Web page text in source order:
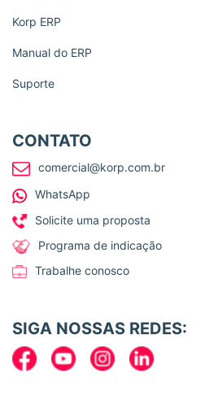
Korp ERP
Manual do ERP
Suporte
CONTATO
comercial@korp.com.br
WhatsApp
Solicite uma proposta
Programa de indicação
Trabalhe conosco
SIGA NOSSAS REDES: